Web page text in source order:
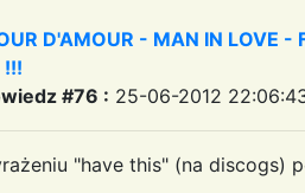
D'AMOUR - MAN IN LOVE
!!!
#76 : 25-06-2012
"have this" (na discogs)